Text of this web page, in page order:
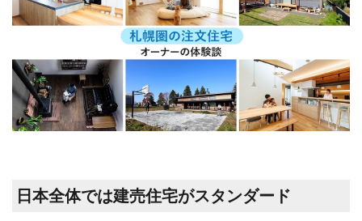
日本全体では建売住宅がスタンダード